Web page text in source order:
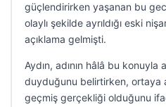
güçlendirirken yaşanan bu
olaylı şekilde ayrıldığı eski
açıklama gelmişti.
Aydın, adının hâlâ bu konuyla
duyduğunu belirtirken, ortaya
geçmiş gerçekliği olduğunu